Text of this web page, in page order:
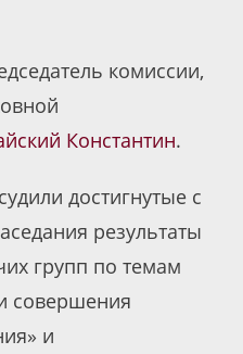
комиссии,
Константин.
достигнутые с
результаты
групп по темам
совершения
и